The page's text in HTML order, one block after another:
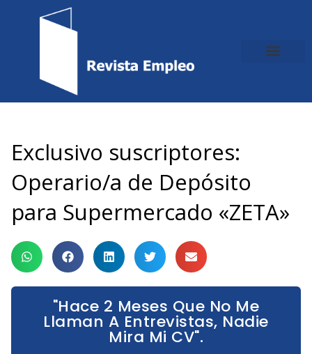
Exclusivo suscriptores:
Operario/a de Depósito
para Supermercado «ZETA»
"Hace 2 Meses Que No Me
Llaman A Entrevistas, Nadie
Mira Mi CV".